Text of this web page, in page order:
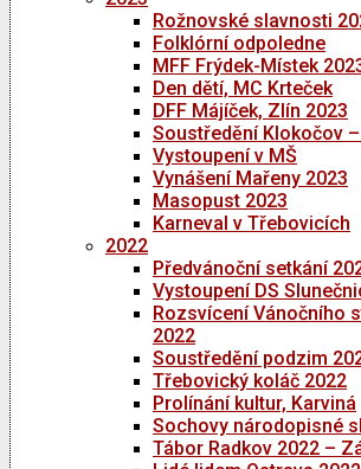
Rožnovské slavnosti
Folklórní odpoledne
MFF Frýdek-Místek
Den dětí, MC Krteček
DFF Májíček, Zlín 2023
Soustředění Klokočov
Vystoupení v MŠ
Vynášení Mařeny 2023
Masopust 2023
Karneval v Třebovicích
2022
Předvánoční setkání
Vystoupení DS
Rozsvícení Vánočního
2022
Soustředění podzim
Třebovický koláč 2022
Prolínání kultur, Karviná
Sochovy národopisné
Tábor Radkov 2022 –